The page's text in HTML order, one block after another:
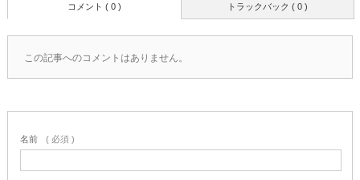
トラックバック ( 0 )
コメント ( 0 )
この記事へのコメントはありません。
名前 ( 必須 )